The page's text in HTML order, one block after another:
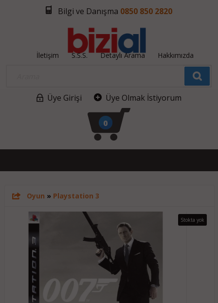
Bilgi ve Danışma 0850 850 2820
İletişim S.S.S. Detaylı Arama Hakkımızda
Üye Girişi Üye Olmak İstiyorum
0
Oyun » Playstation 3
Stokta yok